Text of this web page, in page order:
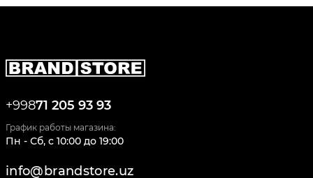
+99871 205 93 93
График работы магазина:
Пн - Сб, c 10:00 до 19:00
info@brandstore.uz